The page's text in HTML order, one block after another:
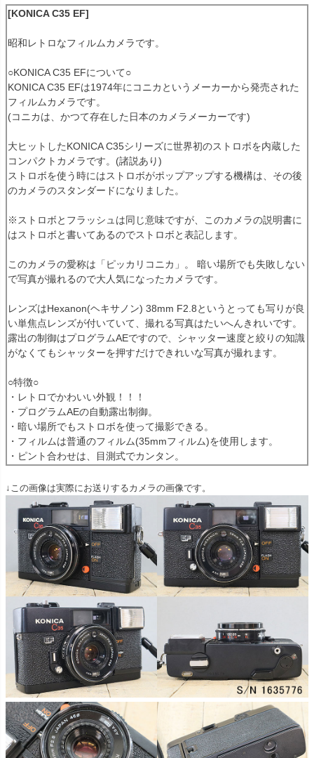
[KONICA C35 EF]
昭和レトロなフィルムカメラです。
○KONICA C35 EFについて○
KONICA C35 EFは1974年にコニカというメーカーから発売された
フィルムカメラです。
(コニカは、かつて存在した日本のカメラメーカーです)
大ヒットしたKONICA C35シリーズに世界初のストロボを内蔵した
コンパクトカメラです。(諸説あり)
ストロボを使う時にはストロボがポップアップする機構は、その後
のカメラのスタンダードになりました。
※ストロボとフラッシュは同じ意味ですが、このカメラの説明書に
はストロボと書いてあるのでストロボと表記します。
このカメラの愛称は「ピッカリコニカ」。 暗い場所でも失敗しない
で写真が撮れるので大人気になったカメラです。
レンズはHexanon(ヘキサノン) 38mm F2.8というとっても写りが良
い単焦点レンズが付いていて、撮れる写真はたいへんきれいです。
露出の制御はプログラムAEですので、シャッター速度と絞りの知識
がなくてもシャッターを押すだけできれいな写真が撮れます。
○特徴○
・レトロでかわいい外観！！！
・プログラムAEの自動露出制御。
・暗い場所でもストロボを使って撮影できる。
・フィルムは普通のフィルム(35mmフィルム)を使用します。
・ピント合わせは、目測式でカンタン。
↓この画像は実際にお送りするカメラの画像です。